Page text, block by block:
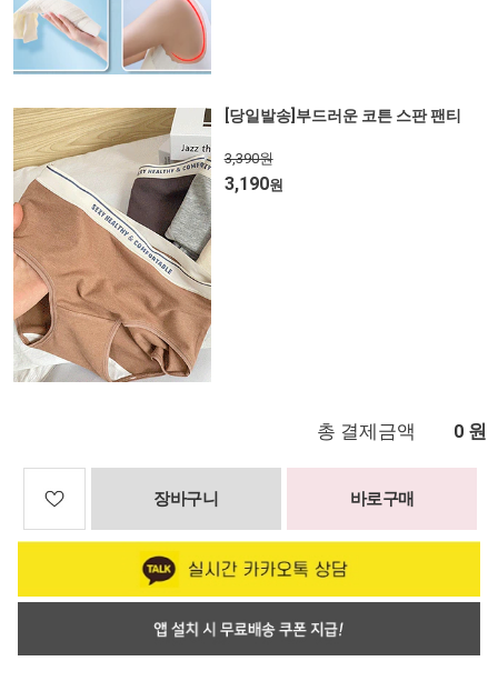
[당일발송]부드러운 코튼 스판 팬티
3,390원
3,190원
총 결제금액 0 원
장바구니 바로구매